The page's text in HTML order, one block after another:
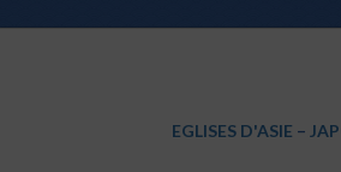
EGLISES D'ASIE –